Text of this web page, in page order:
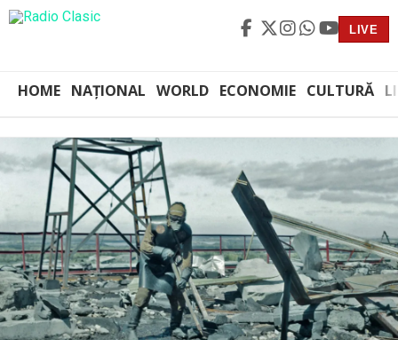
LIVE
HOME NAȚIONAL WORLD ECONOMIE CULTURĂ